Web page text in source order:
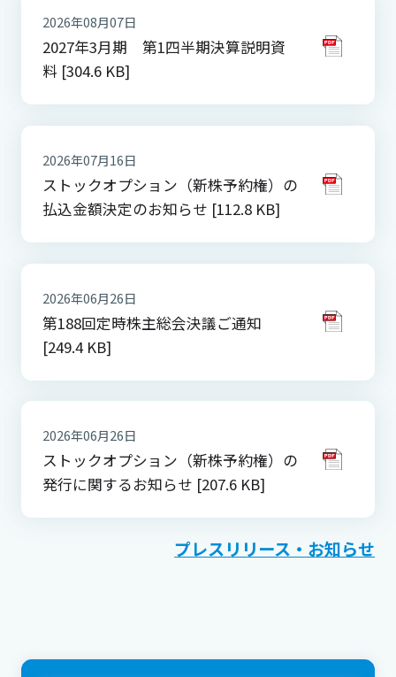
2026年08月07日
2027年3月期 第1四半期決算説明資
料 [304.6 KB]
2026年07月16日
ストックオプション（新株予約権）の
払込金額決定のお知らせ [112.8 KB]
2026年06月26日
第188回定時株主総会決議ご通知
[249.4 KB]
2026年06月26日
ストックオプション（新株予約権）の
発行に関するお知らせ [207.6 KB]
プレスリリース・お知らせ